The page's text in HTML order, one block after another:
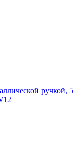
ручкой, 5